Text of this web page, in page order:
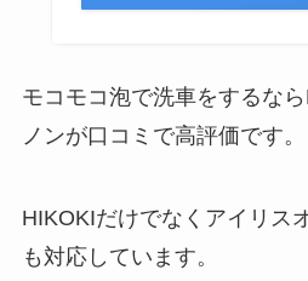
モコモコ泡で洗車をするな
ノンが口コミで高評価です。
HIKOKIだけでなくアイリス
も対応しています。